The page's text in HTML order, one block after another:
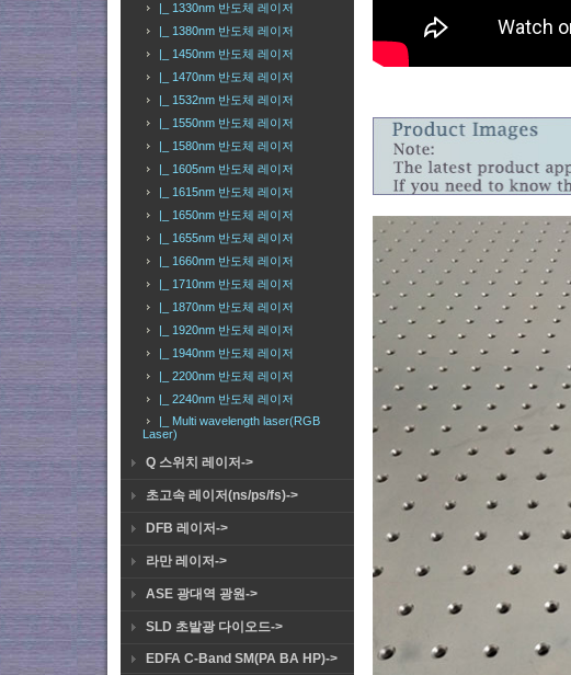
|_ 1330nm 반도체 레이저
|_ 1380nm 반도체 레이저
|_ 1450nm 반도체 레이저
|_ 1470nm 반도체 레이저
|_ 1532nm 반도체 레이저
|_ 1550nm 반도체 레이저
|_ 1580nm 반도체 레이저
|_ 1605nm 반도체 레이저
|_ 1615nm 반도체 레이저
|_ 1650nm 반도체 레이저
|_ 1655nm 반도체 레이저
|_ 1660nm 반도체 레이저
|_ 1710nm 반도체 레이저
|_ 1870nm 반도체 레이저
|_ 1920nm 반도체 레이저
|_ 1940nm 반도체 레이저
|_ 2200nm 반도체 레이저
|_ 2240nm 반도체 레이저
|_ Multi wavelength laser(RGB
Laser)
Q 스위치 레이저->
초고속 레이저(ns/ps/fs)->
DFB 레이저->
라만 레이저->
ASE 광대역 광원->
SLD 초발광 다이오드->
EDFA C-Band SM(PA BA HP)->